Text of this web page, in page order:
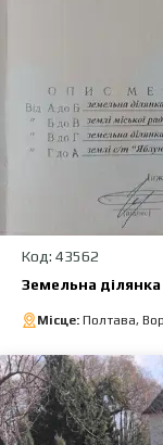
Код: 43562
Земельна
Місце: Полтава,